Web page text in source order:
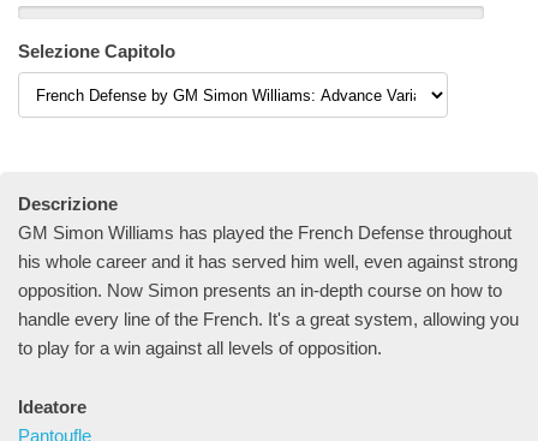
Selezione Capitolo
Descrizione
GM Simon Williams has played the French Defense throughout
his whole career and it has served him well, even against strong
opposition. Now Simon presents an in-depth course on how to
handle every line of the French. It's a great system, allowing you
to play for a win against all levels of opposition.
Ideatore
Pantoufle